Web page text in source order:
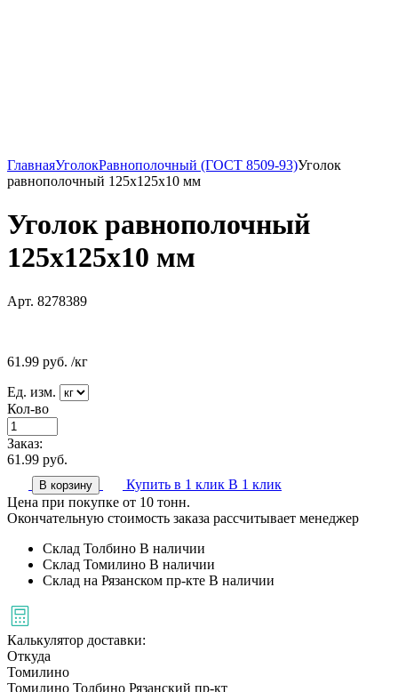
ГлавнаяУголокРавнополочный (ГОСТ 8509-93)Уголок
равнополочный 125х125х10 мм
Уголок равнополочный
125х125х10 мм
Арт. 8278389
61.99 руб. /кг
Ед. изм.
Кол-во
Заказ:
61.99 руб.
В корзину Купить в 1 клик В 1 клик
Цена при покупке от 10 тонн.
Окончательную стоимость заказа рассчитывает менеджер
Склад Толбино В наличии
Склад Томилино В наличии
Склад на Рязанском пр-кте В наличии
Калькулятор доставки:
Откуда
Томилино
Томилино Толбино Рязанский пр-кт